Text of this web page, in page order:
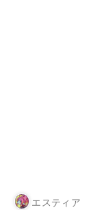
エスティア